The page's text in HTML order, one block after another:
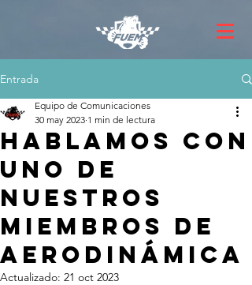
Entrada
Hablamos con
uno de
nuestros
miembros de
Aerodinámica
Equipo de Comunicaciones
30 may 2023 1 min de lectura
Actualizado: 21 oct 2023